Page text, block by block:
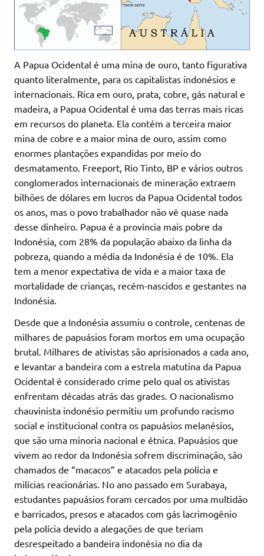
A Papua Ocidental é uma mina de ouro, tanto figurativa
quanto literalmente, para os capitalistas indonésios e
internacionais. Rica em ouro, prata, cobre, gás natural e
madeira, a Papua Ocidental é uma das terras mais ricas
em recursos do planeta. Ela contém a terceira maior
mina de cobre e a maior mina de ouro, assim como
enormes plantações expandidas por meio do
desmatamento. Freeport, Rio Tinto, BP e vários outros
conglomerados internacionais de mineração extraem
bilhões de dólares em lucros da Papua Ocidental todos
os anos, mas o povo trabalhador não vê quase nada
desse dinheiro. Papua é a província mais pobre da
Indonésia, com 28% da população abaixo da linha da
pobreza, quando a média da Indonésia é de 10%. Ela
tem a menor expectativa de vida e a maior taxa de
mortalidade de crianças, recém-nascidos e gestantes na
Indonésia.
Desde que a Indonésia assumiu o controle, centenas de
milhares de papuásios foram mortos em uma ocupação
brutal. Milhares de ativistas são aprisionados a cada ano,
e levantar a bandeira com a estrela matutina da Papua
Ocidental é considerado crime pelo qual os ativistas
enfrentam décadas atrás das grades. O nacionalismo
chauvinista indonésio permitiu um profundo racismo
social e institucional contra os papuásios melanésios,
que são uma minoria nacional e étnica. Papuásios que
vivem ao redor da Indonésia sofrem discriminação, são
chamados de “macacos” e atacados pela polícia e
milícias reacionárias. No ano passado em Surabaya,
estudantes papuásios foram cercados por uma multidão
e barricados, presos e atacados com gás lacrimogênio
pela polícia devido a alegações de que teriam
desrespeitado a bandeira indonésia no dia da